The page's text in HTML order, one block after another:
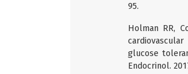
95.
Holman RR,
glucose
Endocrinol.